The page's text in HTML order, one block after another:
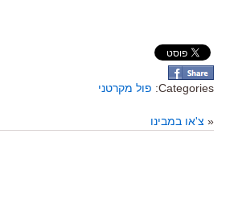
Categories: פול מקרטני
« צ'או במבינו